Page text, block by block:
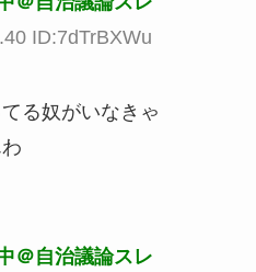
ID:7dTrBXWu
る奴がいなきゃ
＠自治議論スレ